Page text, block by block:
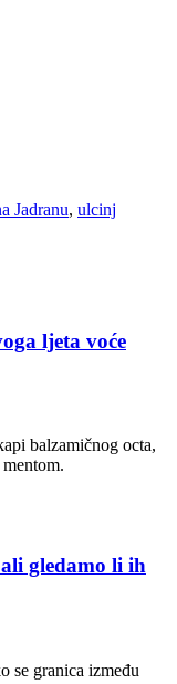
Jadranu, ulcinj
ljeta voće
balzamičnog octa,
gledamo li ih
se granica između